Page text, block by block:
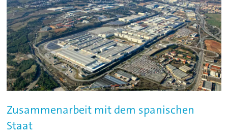
Zusammenarbeit mit dem spanischen
Staat